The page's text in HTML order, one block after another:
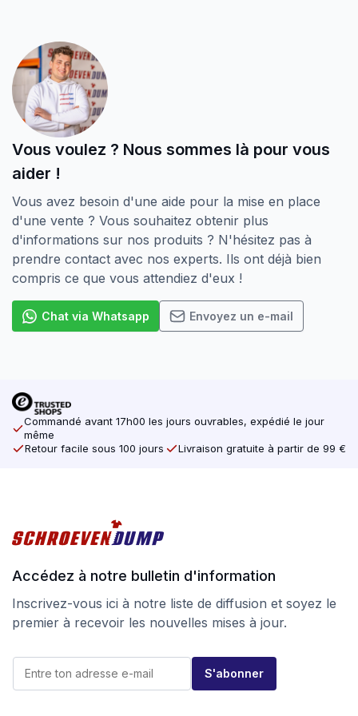
Vous voulez ? Nous sommes là pour vous
aider !
Vous avez besoin d'une aide pour la mise en place
d'une vente ? Vous souhaitez obtenir plus
d'informations sur nos produits ? N'hésitez pas à
prendre contact avec nos experts. Ils ont déjà bien
compris ce que vous attendiez d'eux !
Chat via Whatsapp Envoyez un e-mail
Commandé avant 17h00 les jours ouvrables, expédié le jour
même
Retour facile sous 100 jours
Livraison gratuite à partir de 99 €
Accédez à notre bulletin d'information
Inscrivez-vous ici à notre liste de diffusion et soyez le
premier à recevoir les nouvelles mises à jour.
m
E
m
S'abonner